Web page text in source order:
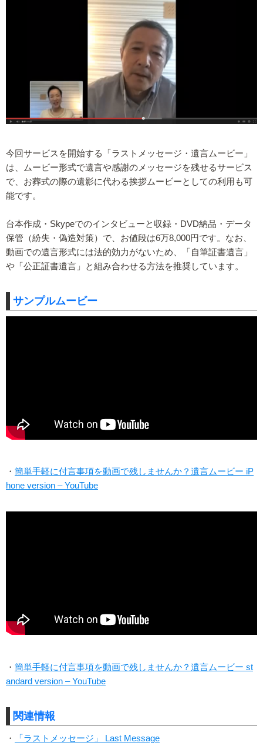
今回サービスを開始する「ラストメッセージ・遺⾔ムービー」
は、ムービー形式で遺⾔や感謝のメッセージを残せるサービス
で、お葬式の際の遺影に代わる挨拶ムービーとしての利⽤も可
能です。
台本作成・Skypeでのインタビューと収録・DVD納品・データ
保管（紛失・偽造対策）で、お値段は6万8,000円です。なお、
動画での遺⾔形式には法的効⼒がないため、「⾃筆証書遺⾔」
や「公正証書遺⾔」と組み合わせる⽅法を推奨しています。
サンプルムービー
・ 簡単手軽に付言事項を動画で残しませんか？遺言ムービー iP
hone version – YouTube
・ 簡単手軽に付言事項を動画で残しませんか？遺言ムービー st
andard version – YouTube
関連情報
・
「ラストメッセージ」 Last Message